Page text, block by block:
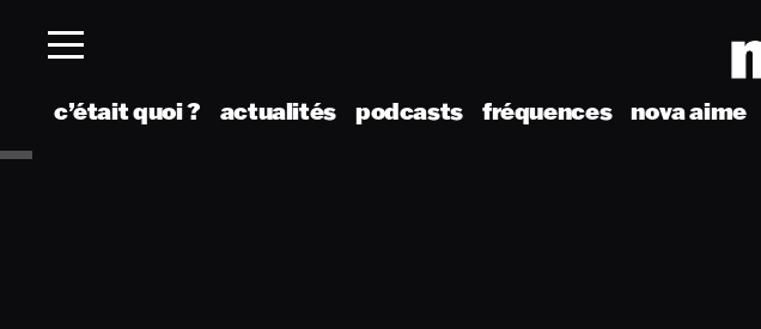
c’était quoi ? actualités podcasts fréquences nova aime